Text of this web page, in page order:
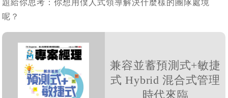
題給你思考：你想用僕人式領導解決什麼樣的團隊處境
呢？
兼容並蓄預測式+敏捷
式 Hybrid 混合式管理
時代來臨